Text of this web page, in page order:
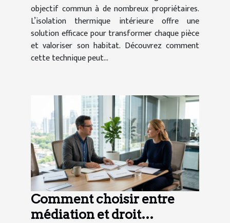
objectif commun à de nombreux propriétaires.
L’isolation thermique intérieure offre une
solution efficace pour transformer chaque pièce
et valoriser son habitat. Découvrez comment
cette technique peut...
Comment choisir entre
médiation et droit